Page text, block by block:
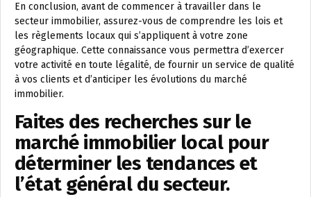
En conclusion, avant de commencer à travailler dans le
secteur immobilier, assurez-vous de comprendre les lois et
les règlements locaux qui s’appliquent à votre zone
géographique. Cette connaissance vous permettra d’exercer
votre activité en toute légalité, de fournir un service de qualité
à vos clients et d’anticiper les évolutions du marché
immobilier.
Faites des recherches sur le
marché immobilier local pour
déterminer les tendances et
l’état général du secteur.